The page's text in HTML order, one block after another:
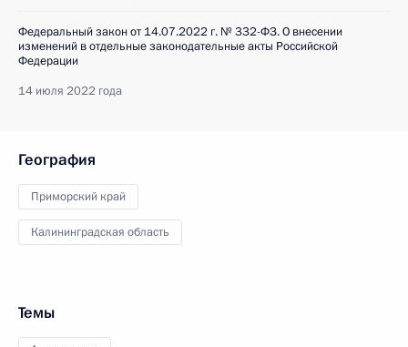
Федеральный закон от 14.07.2022 г. № 332-ФЗ. О внесении
изменений в отдельные законодательные акты Российской
Федерации
14 июля 2022 года
География
Приморский край
Калининградская область
Темы